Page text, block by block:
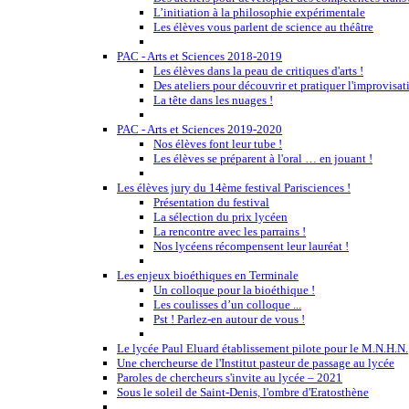
L’initiation à la philosophie expérimentale
Les élèves vous parlent de science au théâtre
PAC - Arts et Sciences 2018-2019
Les élèves dans la peau de critiques d'arts !
Des ateliers pour découvrir et pratiquer
La tête dans les nuages !
PAC - Arts et Sciences 2019-2020
Nos élèves font leur tube !
Les élèves se préparent à l'oral … en jouant !
Les élèves jury du 14ème festival Parisciences !
Présentation du festival
La sélection du prix lycéen
La rencontre avec les parrains !
Nos lycéens récompensent leur lauréat !
Les enjeux bioéthiques en Terminale
Un colloque pour la bioéthique !
Les coulisses d’un colloque ...
Pst ! Parlez-en autour de vous !
Le lycée Paul Eluard établissement pilote pour le M.N.H.N.
Une chercheurse de l'Institut pasteur de passage au lycée
Paroles de chercheurs s'invite au lycée – 2021
Sous le soleil de Saint-Denis, l'ombre d'Eratosthène